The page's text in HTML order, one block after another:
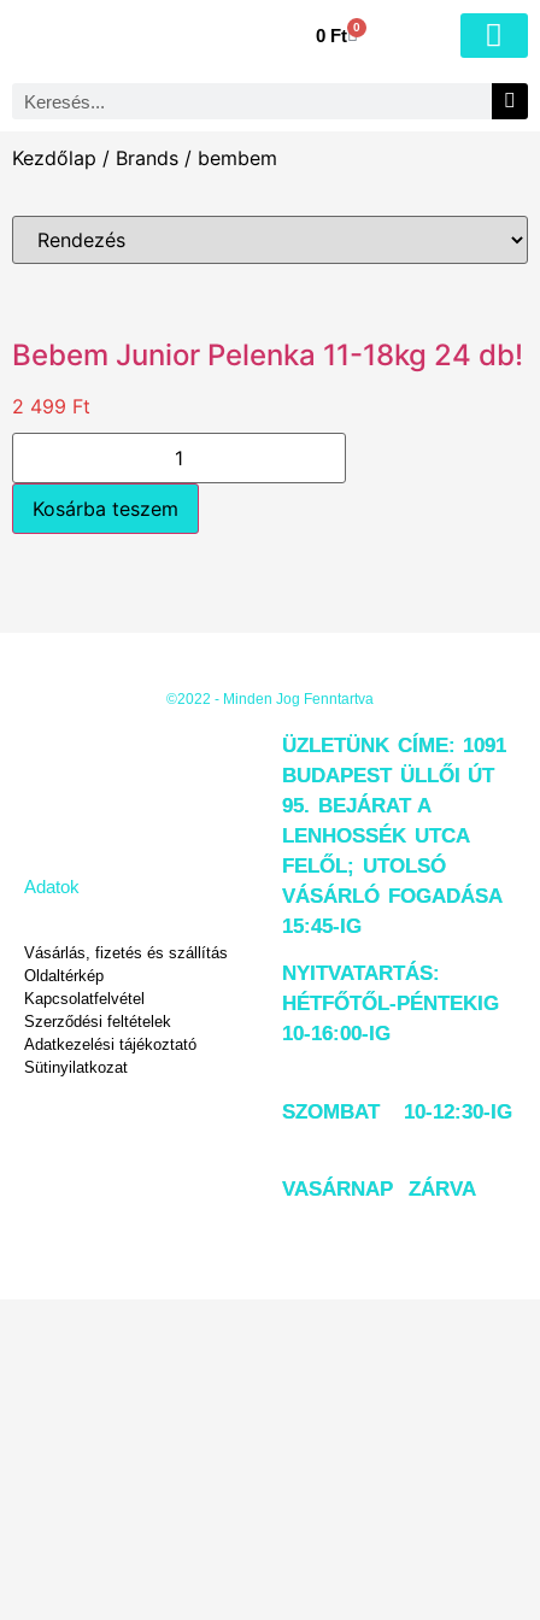
0 Ft 0
Kezdőlap / Brands / bembem
Bebem Junior Pelenka 11-18kg 24 db!
2 499 Ft
Kosárba teszem
©2022 - Minden Jog Fenntartva
Adatok
Vásárlás, fizetés és szállítás
Oldaltérkép
Kapcsolatfelvétel
Szerződési feltételek
Adatkezelési tájékoztató
Sütinyilatkozat
ÜZLETÜNK CÍME: 1091
BUDAPEST ÜLLŐI ÚT
95. BEJÁRAT A
LENHOSSÉK UTCA
FELŐL; UTOLSÓ
VÁSÁRLÓ FOGADÁSA
15:45-IG
NYITVATARTÁS:
HÉTFŐTŐL-PÉNTEKIG
10-16:00-IG
SZOMBAT 10-12:30-IG
VASÁRNAP ZÁRVA